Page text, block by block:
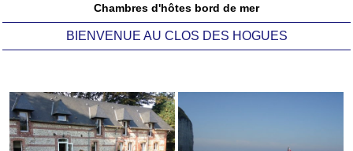
Chambres d'hôtes bord de mer
BIENVENUE AU CLOS DES HOGUES